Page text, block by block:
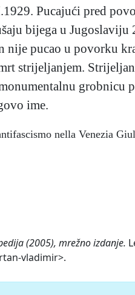
Pucajući pred
bijega u
nije pucao u povorku
strijeljanjem.
grobnicu
ime.
nella Venezia
(2005), mrežno izdanje.
vladimir>.